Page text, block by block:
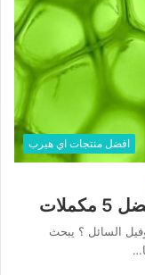
افضل منتجات اي هيرب
السائل ؟ يبحث